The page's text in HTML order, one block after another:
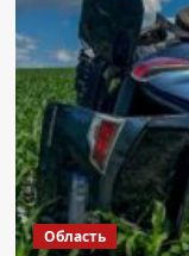
автівка
та
серверна
кімната
навчального
закладу
Область